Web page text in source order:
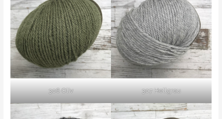
306 Oliv 307 Hellgrau